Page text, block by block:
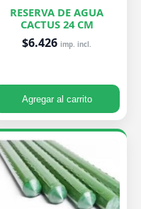
RESERVA DE AGUA
CACTUS 24 CM
$6.426 imp. incl.
Agregar al carrito